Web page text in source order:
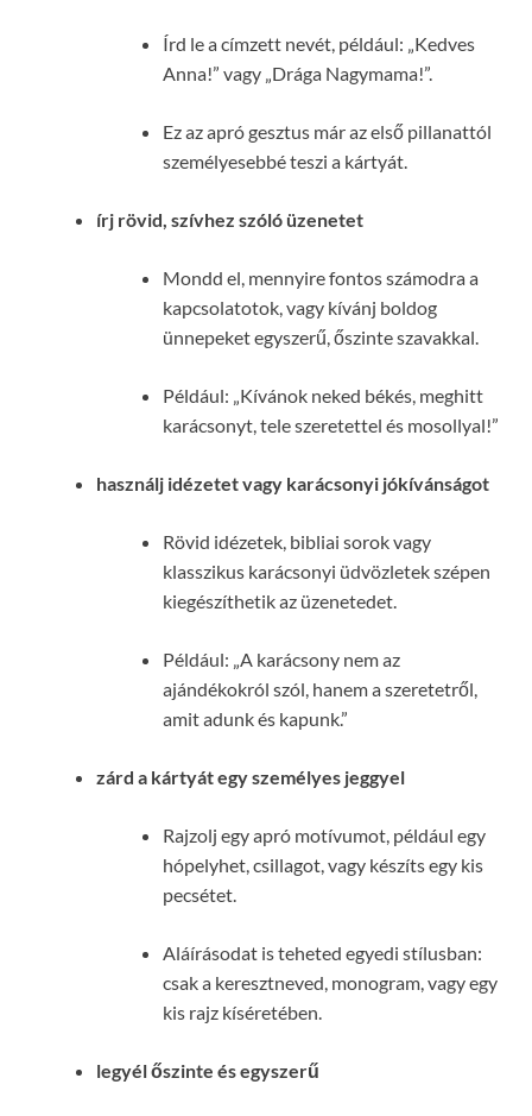
Írd le a címzett nevét, például: „Kedves
Anna!” vagy „Drága Nagymama!”.
Ez az apró gesztus már az első pillanattól
személyesebbé teszi a kártyát.
írj rövid, szívhez szóló üzenetet
Mondd el, mennyire fontos számodra a
kapcsolatotok, vagy kívánj boldog
ünnepeket egyszerű, őszinte szavakkal.
Például: „Kívánok neked békés, meghitt
karácsonyt, tele szeretettel és mosollyal!”
használj idézetet vagy karácsonyi jókívánságot
Rövid idézetek, bibliai sorok vagy
klasszikus karácsonyi üdvözletek szépen
kiegészíthetik az üzenetedet.
Például: „A karácsony nem az
ajándékokról szól, hanem a szeretetről,
amit adunk és kapunk.”
zárd a kártyát egy személyes jeggyel
Rajzolj egy apró motívumot, például egy
hópelyhet, csillagot, vagy készíts egy kis
pecsétet.
Aláírásodat is teheted egyedi stílusban:
csak a keresztneved, monogram, vagy egy
kis rajz kíséretében.
legyél őszinte és egyszerű